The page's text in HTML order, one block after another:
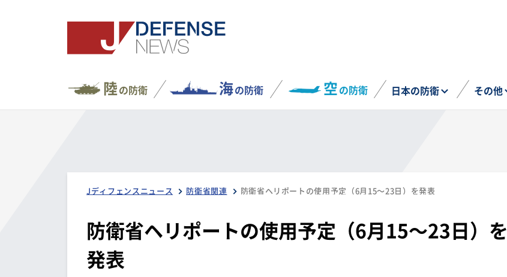
陸の防衛 海の防衛 空の防衛 日本の防衛 その他
Jディフェンスニュース 防衛省関連 防衛省ヘリポートの使用予定（6月15～23日）を発表
防衛省ヘリポートの使用予定（6月15～23日）を
発表